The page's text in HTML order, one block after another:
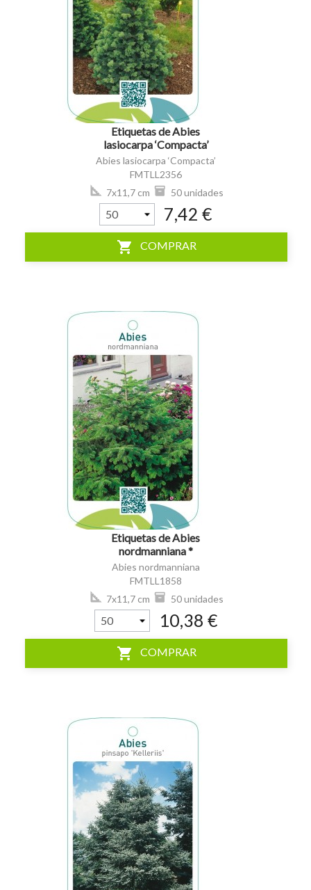
Etiquetas de Abies
lasiocarpa ‘Compacta’
*
Abies lasiocarpa ‘Compacta’
FMTLL2356
7x11,7 cm
50 unidades
7,42 €
shopping_cart COMPRAR
Etiquetas de Abies
nordmanniana *
Abies nordmanniana
FMTLL1858
7x11,7 cm
50 unidades
10,38 €
shopping_cart COMPRAR